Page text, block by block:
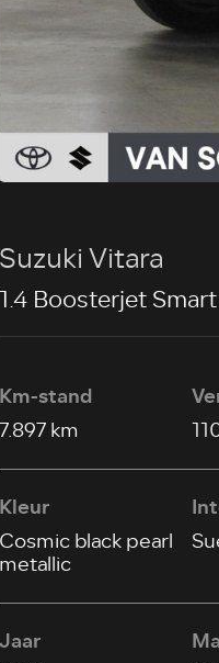
Suzuki Vitara
1.4 Boosterjet
Km-stand
7.897 km
Kleur
Cosmic black pearl
metallic
Jaar